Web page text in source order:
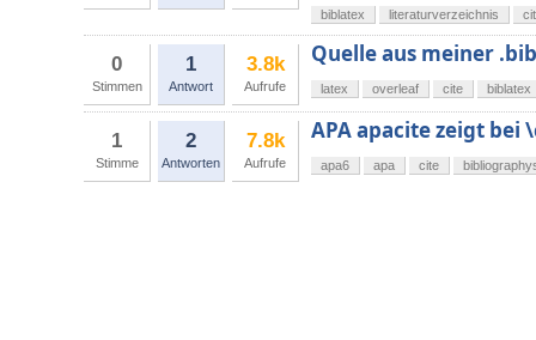
biblatex literaturverzeichnis
0
Stimmen
1
Antwort
3.8k
Aufrufe
Quelle aus meiner
latex overleaf cite biblatex
1
Stimme
2
Antworten
7.8k
Aufrufe
APA apacite zeigt bei
apa6 apa cite